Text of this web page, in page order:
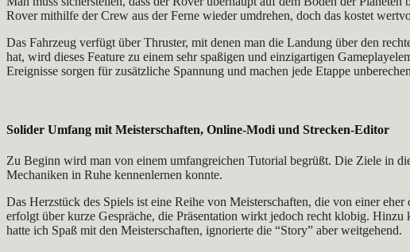
Rover mithilfe der Crew aus der Ferne wieder umdrehen, doch das kostet
Das Fahrzeug verfügt über Thruster, mit denen man die Landung über den
hat, wird dieses Feature zu einem sehr spaßigen und einzigartigen
Ereignisse sorgen für zusätzliche Spannung und machen jede Etappe
Solider Umfang mit Meisterschaften, Online-Modi und Strecken-Editor
Zu Beginn wird man von einem umfangreichen Tutorial begrüßt. Die Ziele in
Mechaniken in Ruhe kennenlernen konnte.
Das Herzstück des Spiels ist eine Reihe von Meisterschaften, die von einer
erfolgt über kurze Gespräche, die Präsentation wirkt jedoch recht klobig.
hatte ich Spaß mit den Meisterschaften, ignorierte die “Story” aber weitgehend.